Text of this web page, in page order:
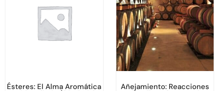
Ésteres: El Alma Aromática Añejamiento: Reacciones